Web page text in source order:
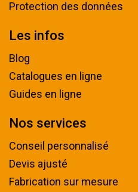
Protection des données
Les infos
Blog
Catalogues en ligne
Guides en ligne
Nos services
Conseil personnalisé
Devis ajusté
Fabrication sur mesure